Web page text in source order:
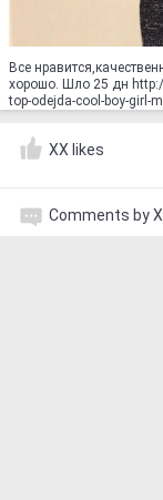
Все
хорошо. Шло 25 дн
XX likes
Comments by